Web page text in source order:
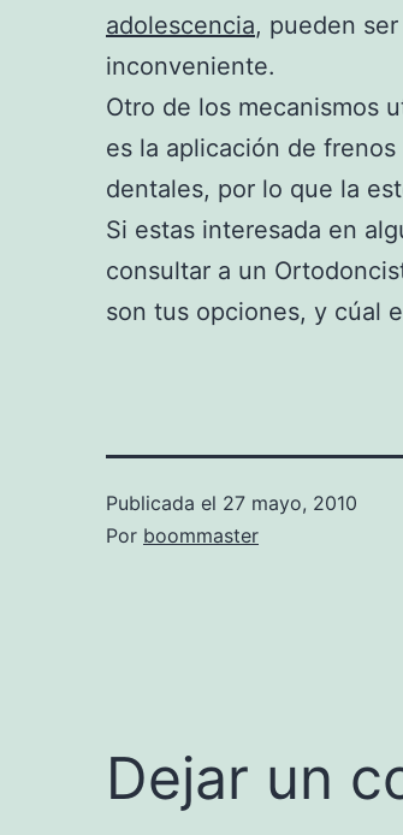
adolescencia, pueden
inconveniente.
Otro de los mecanismos
es la aplicación de
dentales, por lo que la
Si estas interesada en
consultar a un
son tus opciones, y cúal
Publicada el 27 mayo, 2010
Por boommaster
Dejar un